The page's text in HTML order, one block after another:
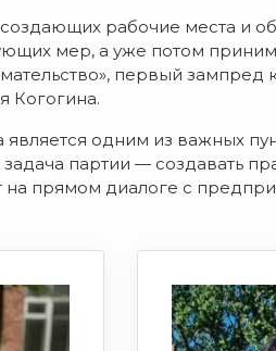
рабочие места и
мер, а уже потом
первый зампред
Когогина.
одним из важных
партии — создавать
на прямом диалоге с